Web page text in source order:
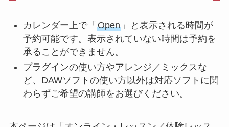
カレンダー上で「 Open」と表示される時間が
予約可能です。表示されていない時間は予約を
承ることができません。
プラグインの使い方やアレンジ／ミックスな
ど、DAWソフトの使い方以外は対応ソフトに関
わらずご希望の講師をお選びください。